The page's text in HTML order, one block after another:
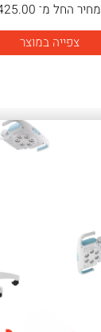
מחיר החל מ־
צפייה במוצר